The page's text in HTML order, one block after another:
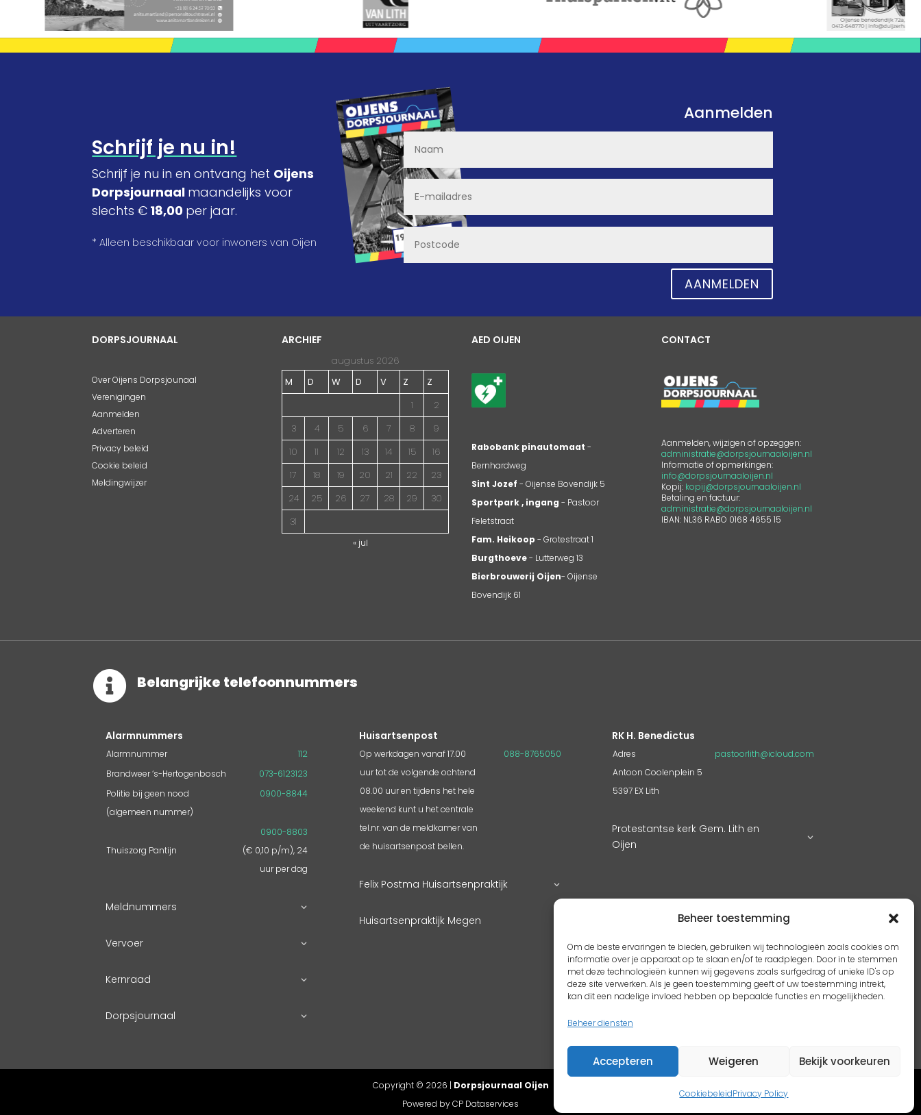
Beheer toestemming
Om de beste ervaringen te bieden, gebruiken wij technologieën zoals cookies om
informatie over je apparaat op te slaan en/of te raadplegen. Door in te stemmen
met deze technologieën kunnen wij gegevens zoals surfgedrag of unieke ID's op
deze site verwerken. Als je geen toestemming geeft of uw toestemming intrekt,
kan dit een nadelige invloed hebben op bepaalde functies en mogelijkheden.
Beheer diensten
Accepteren Weigeren Bekijk voorkeuren
CookiebeleidPrivacy Policy
Schrijf je nu in!
Schrijf je nu in en ontvang het Oijens
Dorpsjournaal maandelijks voor
slechts € 18,00 per jaar.
* Alleen beschikbaar voor inwoners van Oijen
Aanmelden
AANMELDEN
DORPSJOURNAAL
Over Oijens Dorpsjounaal
Verenigingen
Aanmelden
Adverteren
Privacy beleid
Cookie beleid
Meldingwijzer
ARCHIEF
augustus 2026
M
D W D V Z
Z
1
2
3
4 5 6 7 8
9
10
11 12 13 14 15
16
17
18 19 20 21 22
23
24
25 26 27 28 29
30
31
« jul
AED OIJEN
Rabobank pinautomaat -
Bernhardweg
Sint Jozef - Oijense Bovendijk 5
Sportpark , ingang - Pastoor
Feletstraat
Fam. Heikoop - Grotestraat 1
Burgthoeve- Lutterweg 13
Bierbrouwerij Oijen- Oijense
Bovendijk 61
CONTACT
Aanmelden, wijzigen of opzeggen:
administratie@dorpsjournaaloijen.nl
Informatie of opmerkingen:
info@dorpsjournaaloijen.nl
Kopij: kopij@dorpsjournaaloijen.nl
Betaling en factuur:
administratie@dorpsjournaaloijen.nl
IBAN: NL36 RABO 0168 4655 15
 Belangrijke telefoonnummers
Alarmnummers
Alarmnummer
112
Brandweer ‘s-Hertogenbosch
073-6123123
Politie bij geen nood
(algemeen nummer)
0900-8844
Thuiszorg Pantijn
0900-8803
(€ 0,10 p/m), 24
uur per dag
Meldnummers
Vervoer
Kernraad
Dorpsjournaal
Huisartsenpost
Op werkdagen vanaf 17.00
uur tot de volgende ochtend
08.00 uur en tijdens het hele
weekend kunt u het centrale
tel.nr. van de meldkamer van
de huisartsenpost bellen.
088-8765050
Felix Postma Huisartsenpraktijk
Huisartsenpraktijk Megen
RK H. Benedictus
Adres
Antoon Coolenplein 5
5397 EX Lith
pastoorlith@icloud.com
Protestantse kerk Gem. Lith en
Oijen
Copyright © 2026 | Dorpsjournaal Oijen
Powered by CP Dataservices